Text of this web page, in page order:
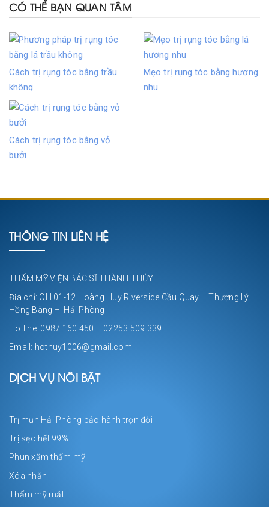
CÓ THỂ BẠN QUAN TÂM
Cách trị rụng tóc bằng trầu
không
Mẹo trị rụng tóc bằng hương
nhu
Cách trị rụng tóc bằng vỏ
bưởi
THÔNG TIN LIÊN HỆ
THẨM MỸ VIỆN BÁC SĨ THÀNH THỦY
Địa chỉ: OH 01-12 Hoàng Huy Riverside Cầu Quay – Thượng Lý –
Hồng Bàng – Hải Phòng
Hotline: 0987 160 450 – 02253 509 339
Email: hothuy1006@gmail.com
DỊCH VỤ NỔI BẬT
Trị mụn Hải Phòng bảo hành trọn đời
Trị sẹo hết 99%
Phun xăm thẩm mỹ
Xóa nhăn
Thẩm mỹ mắt